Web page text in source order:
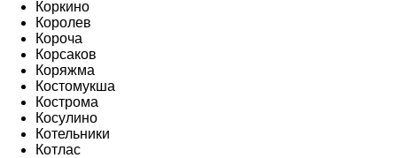
Коркино
Королев
Короча
Корсаков
Коряжма
Костомукша
Кострома
Косулино
Котельники
Котлас